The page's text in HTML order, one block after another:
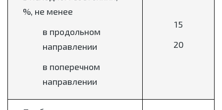
%, не менее
в продольном
направлении
в поперечном
направлении
15
20